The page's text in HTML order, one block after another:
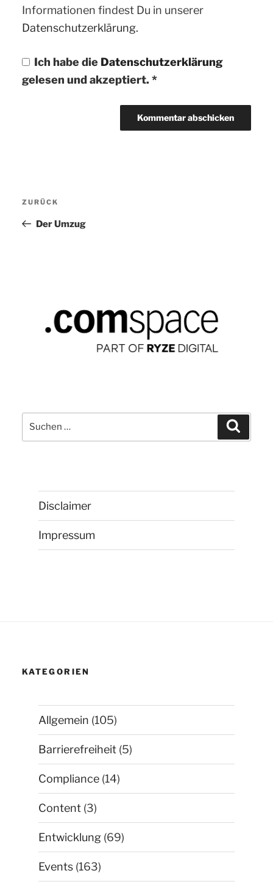
Informationen findest Du in unserer
Datenschutzerklärung.
Ich habe die Datenschutzerklärung
gelesen und akzeptiert. *
Vorheriger
Beitrag
ZURÜCK
Der Umzug
Suchen
nach:
Disclaimer
Impressum
KATEGORIEN
Allgemein (105)
Barrierefreiheit (5)
Compliance (14)
Content (3)
Entwicklung (69)
Events (163)